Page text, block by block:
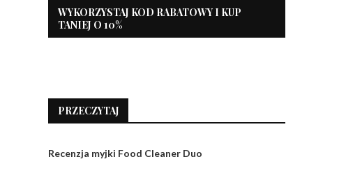
WYKORZYSTAJ KOD RABATOWY I KUP
TANIEJ O 10%
PRZECZYTAJ
Recenzja myjki Food Cleaner Duo